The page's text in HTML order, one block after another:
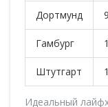
Дортмунд
Гамбург
Штутгарт
Идеальный